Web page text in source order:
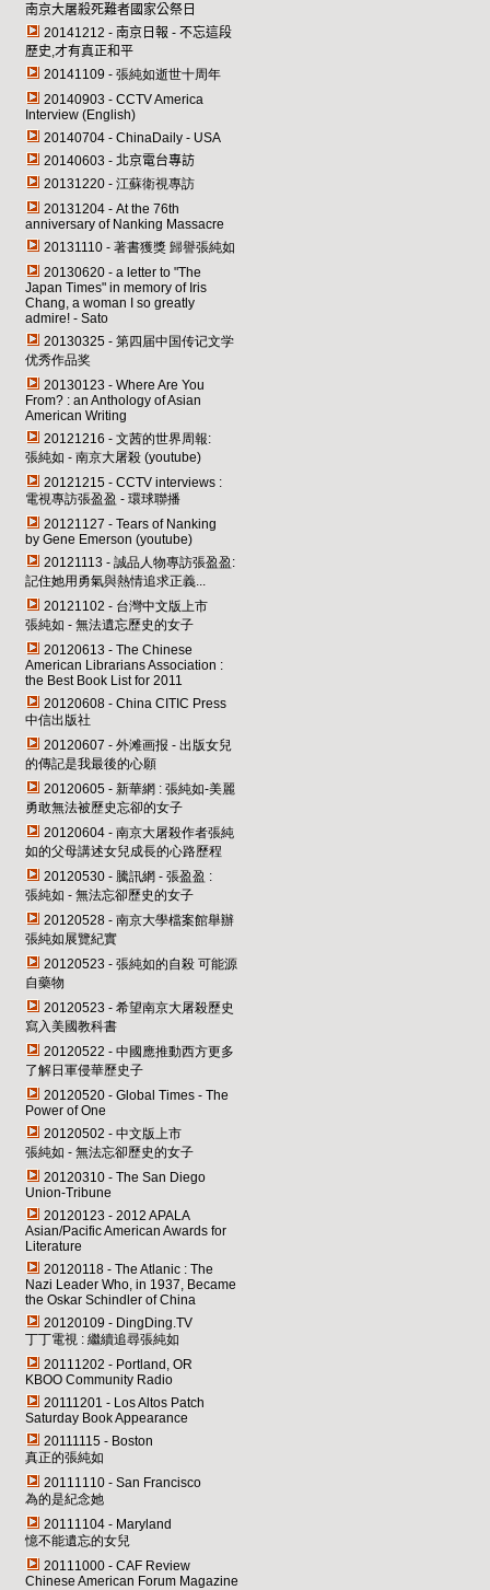
南京大屠殺死難者國家公祭日
20141212 - 南京日報 - 不忘這段
歷史,才有真正和平
20141109 - 張純如逝世十周年
20140903 - CCTV America
Interview (English)
20140704 - ChinaDaily - USA
20140603 - 北京電台專訪
20131220 - 江蘇衛視專訪
20131204 - At the 76th
anniversary of Nanking Massacre
20131110 - 著書獲獎 歸譽張純如
20130620 - a letter to "The
Japan Times" in memory of Iris
Chang, a woman I so greatly
admire! - Sato
20130325 - 第四届中国传记文学
优秀作品奖
20130123 - Where Are You
From? : an Anthology of Asian
American Writing
20121216 - 文茜的世界周報:
張純如 - 南京大屠殺 (youtube)
20121215 - CCTV interviews :
電視專訪張盈盈 - 環球聯播
20121127 - Tears of Nanking
by Gene Emerson (youtube)
20121113 - 誠品人物專訪張盈盈:
記住她用勇氣與熱情追求正義...
20121102 - 台灣中文版上市
張純如 - 無法遺忘歷史的女子
20120613 - The Chinese
American Librarians Association :
the Best Book List for 2011
20120608 - China CITIC Press
中信出版社
20120607 - 外滩画报 - 出版女兒
的傳記是我最後的心願
20120605 - 新華網 : 張純如-美麗
勇敢無法被歷史忘卻的女子
20120604 - 南京大屠殺作者張純
如的父母講述女兒成長的心路歷程
20120530 - 騰訊網 - 張盈盈 :
張純如 - 無法忘卻歷史的女子
20120528 - 南京大學檔案館舉辦
張純如展覽紀實
20120523 - 張純如的自殺 可能源
自藥物
20120523 - 希望南京大屠殺歷史
寫入美國教科書
20120522 - 中國應推動西方更多
了解日軍侵華歷史子
20120520 - Global Times - The
Power of One
20120502 - 中文版上市
張純如 - 無法忘卻歷史的女子
20120310 - The San Diego
Union-Tribune
20120123 - 2012 APALA
Asian/Pacific American Awards for
Literature
20120118 - The Atlanic : The
Nazi Leader Who, in 1937, Became
the Oskar Schindler of China
20120109 - DingDing.TV
丁丁電視 : 繼續追尋張純如
20111202 - Portland, OR
KBOO Community Radio
20111201 - Los Altos Patch
Saturday Book Appearance
20111115 - Boston
真正的張純如
20111110 - San Francisco
為的是紀念她
20111104 - Maryland
憶不能遺忘的女兒
20111000 - CAF Review
Chinese American Forum Magazine